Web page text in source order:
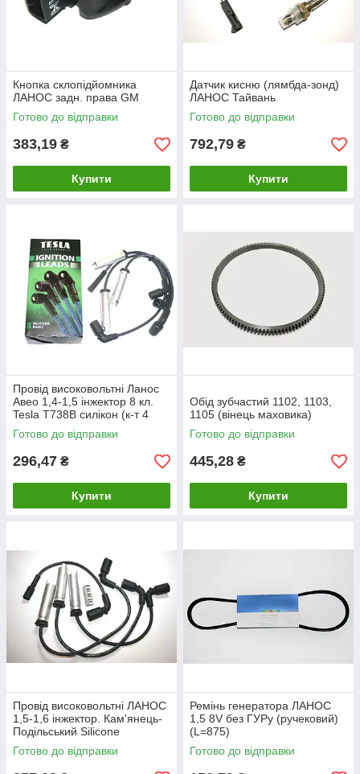
Кнопка склопідйомника
ЛАНОС задн. права GM
Готово до відправки
383,19 ₴
Купити
Датчик кисню (лямбда-зонд)
ЛАНОС Тайвань
Готово до відправки
792,79 ₴
Купити
Провід високовольтні Ланос
Авео 1,4-1,5 інжектор 8 кл.
Tesla T738B силікон (к-т 4
шт.) Тесла
Готово до відправки
296,47 ₴
Купити
Обід зубчастий 1102, 1103,
1105 (вінець маховика)
Готово до відправки
445,28 ₴
Купити
Провід високовольтні ЛАНОС
1,5-1,6 інжектор. Кам'янець-
Подільський Silicone
Готово до відправки
Ремінь генератора ЛАНОС
1,5 8V без ГУРу (ручековий)
(L=875)
Готово до відправки